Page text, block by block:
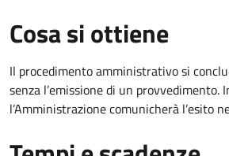
Cosa si ottiene
Il procedimento amministrativo si
senza l’emissione di un provvedimento.
l’Amministrazione comunicherà l’esito